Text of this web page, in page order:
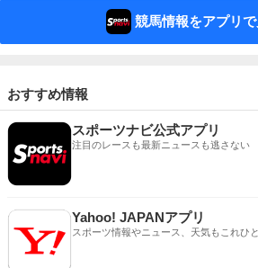
競馬情報をアプリ
おすすめ情報
スポーツナビ公式アプリ
注目のレースも最新ニュースも逃さない
Yahoo! JAPANアプリ
スポーツ情報やニュース、天気もこれひ